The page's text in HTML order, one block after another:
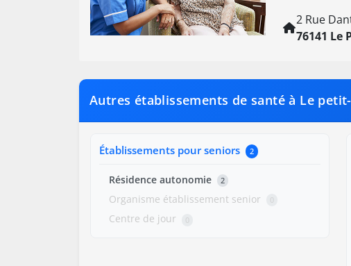
2 Rue
76141 Le
Autres établissements de santé à Le
Établissements pour seniors 2
Résidence autonomie 2
Organisme établissement senior 0
Centre de jour 0